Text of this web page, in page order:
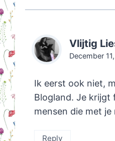
Vlijtig
December
Ik eerst ook niet,
Blogland. Je krijgt
mensen die met je
Reply